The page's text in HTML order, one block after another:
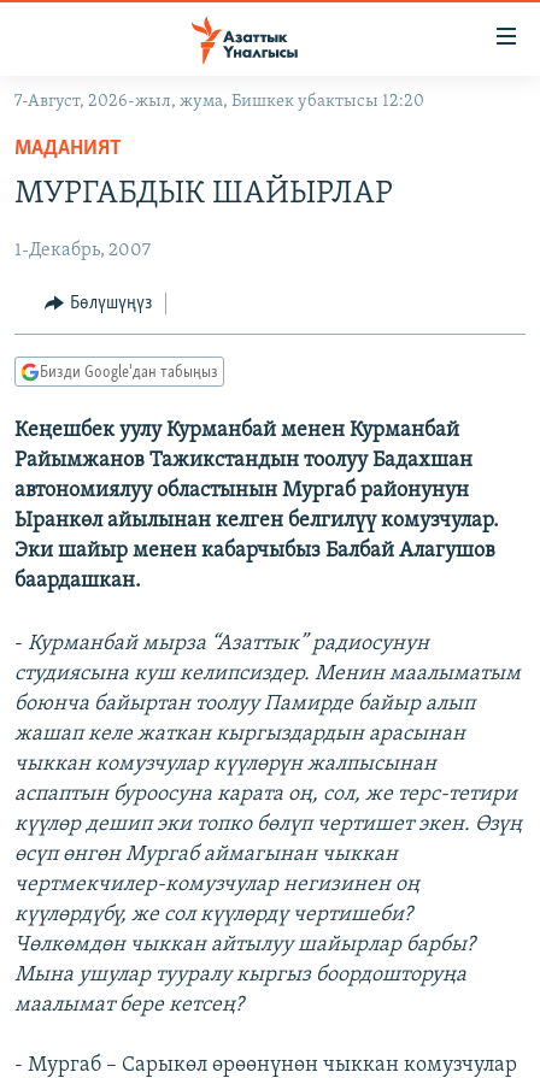
Навигацияга
өтүңүз
Издөөгө
салыңыз
САЯСАТ
ЭКОНОМИКА
ДҮЙНӨ
БОРБОР АЗИЯ
УКРАИНА
АТАЙЫН ИЛИКТӨӨ
БҮГҮН АЗАТТЫКТА
ЭКСПЕРТТЕР ТАЛДАЙТ
ДАНИСТЕ
ЭЖЕ-СИҢДИЛЕР
ЫҢГАЙСЫЗ СУРООЛОР
ПОДКАСТ
ӨЗГӨЧӨ ПИКИР
Русский
ОНЛАЙН ШЕРИНЕ
ЭЕ/АРнун бардык сайттары
7-Август, 2026-жыл, жума, Бишкек убактысы 12:20
МАДАНИЯТ
МУРГАБДЫК ШАЙЫРЛАР
1-Декабрь, 2007
Бөлүшүңүз
Бизди Google'дан табыңыз
Кеңешбек уулу Курманбай менен Курманбай
Райымжанов Тажикстандын тоолуу Бадахшан
автономиялуу областынын Мургаб районунун
Ыранкөл айылынaн келген белгилүү комузчулар.
Эки шайыр менен кабарчыбыз Балбай Алагушов
баардашкан.
- Курманбай мырза “Азаттык” радиосунун
студиясына куш келипсиздер. Менин маалыматым
боюнча байыртан тоолуу Памирде байыр алып
жашап келе жаткан кыргыздардын арасынан
чыккан комузчулар күүлөрүн жалпысынан
аспаптын буроосуна карата оң, сол, же терс-тетири
күүлөр дешип эки топко бөлүп чертишет экен. Өзүң
өсүп өнгөн Мургаб аймагынан чыккан
чертмекчилер-комузчулар негизинен оң
күүлөрдүбү, же сол күүлөрдү чертишеби?
Чөлкөмдөн чыккан айтылуу шайырлар барбы?
Мына ушулар тууралу кыргыз боордошторуңа
маалымат бере кетсең?
- Mургаб – Сарыкөл өрөөнүнөн чыккан комузчулар